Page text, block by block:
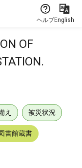
ヘルプEnglish
OF
え 被災状況
書館蔵書